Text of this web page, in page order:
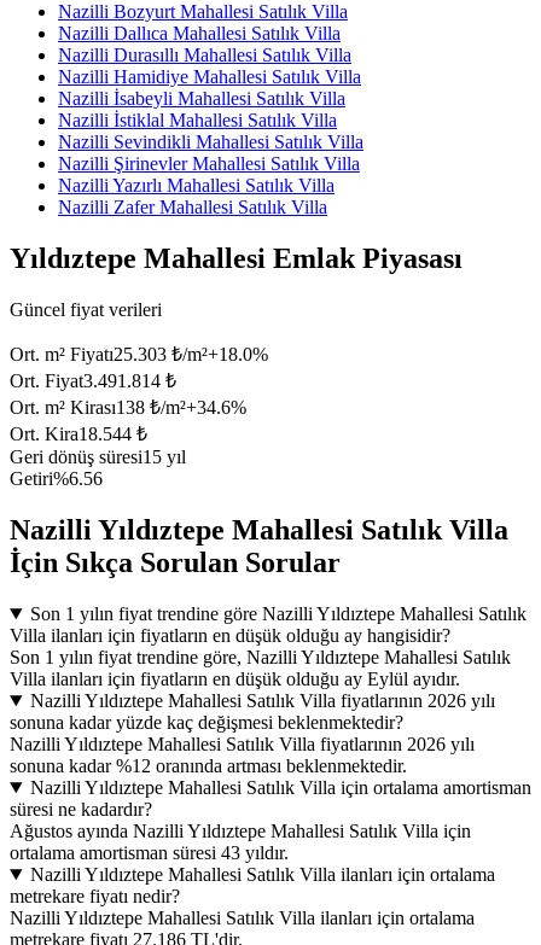
Nazilli Bozyurt Mahallesi Satılık Villa
Nazilli Dallıca Mahallesi Satılık Villa
Nazilli Durasıllı Mahallesi Satılık Villa
Nazilli Hamidiye Mahallesi Satılık Villa
Nazilli İsabeyli Mahallesi Satılık Villa
Nazilli İstiklal Mahallesi Satılık Villa
Nazilli Sevindikli Mahallesi Satılık Villa
Nazilli Şirinevler Mahallesi Satılık Villa
Nazilli Yazırlı Mahallesi Satılık Villa
Nazilli Zafer Mahallesi Satılık Villa
Yıldıztepe Mahallesi Emlak Piyasası
Güncel fiyat verileri
Ort. m² Fiyatı25.303 ₺/m²+18.0%
Ort. Fiyat3.491.814 ₺
Ort. m² Kirası138 ₺/m²+34.6%
Ort. Kira18.544 ₺
Geri dönüş süresi15 yıl
Getiri%6.56
Nazilli Yıldıztepe Mahallesi Satılık Villa
İçin Sıkça Sorulan Sorular
Son 1 yılın fiyat trendine göre Nazilli Yıldıztepe Mahallesi Satılık
Villa ilanları için fiyatların en düşük olduğu ay hangisidir?
Son 1 yılın fiyat trendine göre, Nazilli Yıldıztepe Mahallesi Satılık
Villa ilanları için fiyatların en düşük olduğu ay Eylül ayıdır.
Nazilli Yıldıztepe Mahallesi Satılık Villa fiyatlarının 2026 yılı
sonuna kadar yüzde kaç değişmesi beklenmektedir?
Nazilli Yıldıztepe Mahallesi Satılık Villa fiyatlarının 2026 yılı
sonuna kadar %12 oranında artması beklenmektedir.
Nazilli Yıldıztepe Mahallesi Satılık Villa için ortalama amortisman
süresi ne kadardır?
Ağustos ayında Nazilli Yıldıztepe Mahallesi Satılık Villa için
ortalama amortisman süresi 43 yıldır.
Nazilli Yıldıztepe Mahallesi Satılık Villa ilanları için ortalama
metrekare fiyatı nedir?
Nazilli Yıldıztepe Mahallesi Satılık Villa ilanları için ortalama
metrekare fiyatı 27.186 TL'dir.